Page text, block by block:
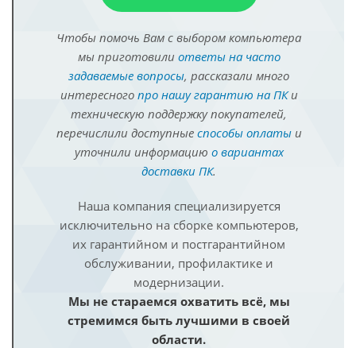
Чтобы помочь Вам с выбором компьютера
мы приготовили ответы на часто
задаваемые вопросы, рассказали много
интересного про нашу гарантию на ПКи
техническую поддержку покупателей,
перечислили доступные способы оплатыи
уточнили информацию о вариантах
доставки ПК.
Наша компания специализируется
исключительно на сборке компьютеров,
их гарантийном и постгарантийном
обслуживании, профилактике и
модернизации.
Мы не стараемся охватить всё, мы
стремимся быть лучшими в своей
области.